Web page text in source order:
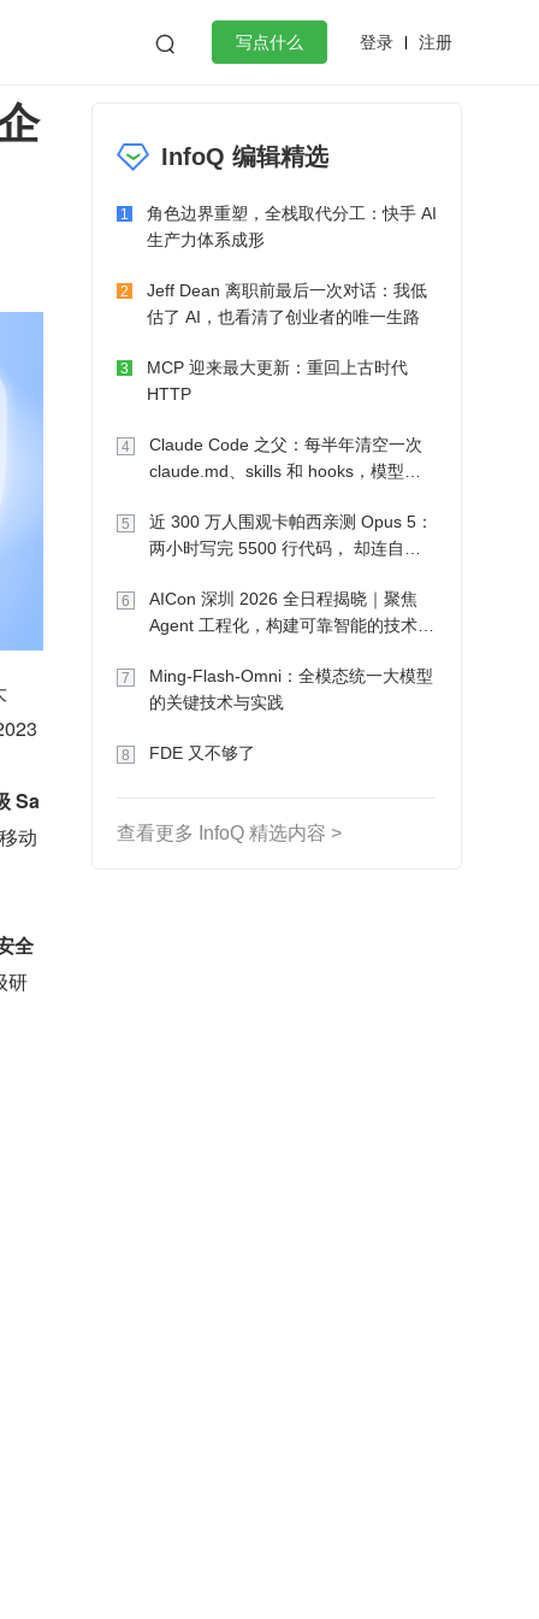
 写点什么 登录 注册
工作
微服务架构 flutter
Sa
动
全
研
InfoQ 编辑精选
1
角色边界重塑，全栈取代分工：快手 AI
生产力体系成形
2
Jeff Dean 离职前最后一次对话：我低
估了 AI，也看清了创业者的唯一生路
3
MCP 迎来最大更新：重回上古时代
HTTP
4
Claude Code 之父：每半年清空一次
claude.md、skills 和 hooks，模型自
5
近 300 万人围观卡帕西亲测 Opus 5：
两小时写完 5500 行代码， 却连自己
6
AICon 深圳 2026 全日程揭晓｜聚焦
Agent 工程化，构建可靠智能的技术路
7
Ming-Flash-Omni：全模态统一大模型
的关键技术与实践
8 FDE 又不够了
查看更多 InfoQ 精选内容 >